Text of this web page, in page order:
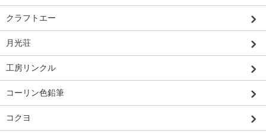
クラフトエー
月光荘
工房リンクル
コーリン色鉛筆
コクヨ